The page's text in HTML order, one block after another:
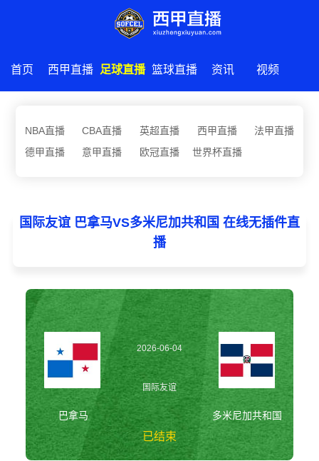
首页 西甲直播 足球直播 篮球直播 资讯 视频
NBA直播 CBA直播 英超直播 西甲直播
法甲直播
德甲直播
意甲直播 欧冠直播 世界杯直播
国际友谊 巴拿马VS多米尼加共和国 在线无插件直
播
巴拿马
2026-06-04
08:45:00
国际友谊
已结束
多米尼加共和国